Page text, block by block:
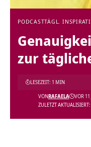
PODCASTTÄGL.
zur
ZULETZT
VONRAFAELA VOR 11
LESEZEIT: 1 MIN